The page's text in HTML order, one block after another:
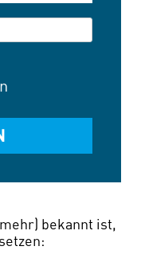
bekannt ist,